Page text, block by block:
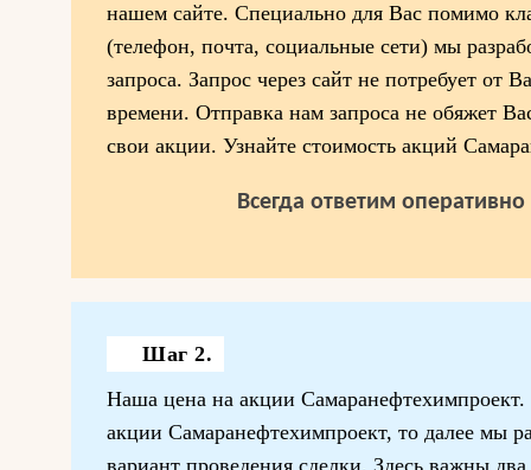
нашем сайте. Специально для Вас помимо
(телефон, почта, социальные сети) мы
запроса. Запрос через сайт не потребует от
времени. Отправка нам запроса не обяжет
свои акции. Узнайте стоимость акций
Всегда ответим
Шаг 2.
Наша цена на акции Самаранефтехимпроект.
акции Самаранефтехимпроект, то далее мы
вариант проведения сделки. Здесь важны